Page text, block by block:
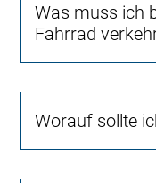
Was muss ich
Fahrrad
Worauf sollte